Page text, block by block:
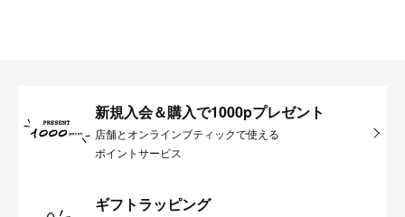
新規入会＆購入で1000pプレゼント
店舗とオンラインブティックで使える
ポイントサービス
ギフトラッピング